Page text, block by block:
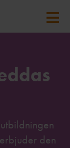
den